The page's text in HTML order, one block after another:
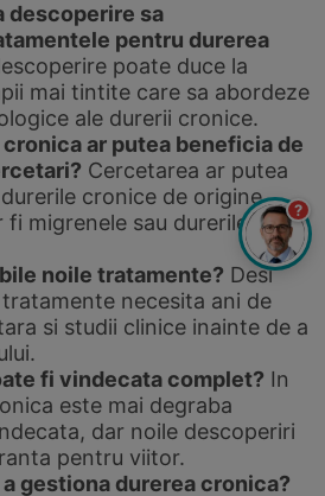
descoperire sa
pentru durerea
poate duce la
mai tintite care sa abordeze
ale durerii cronice.
ar putea beneficia de
Cercetarea ar putea
cronice de origine
fi migrenele sau durerile
noile tratamente? Desi
necesita ani de
si studii clinice inainte de a
fi vindecata complet? In
este mai degraba
dar noile descoperiri
pentru viitor.
gestiona durerea cronica?
?